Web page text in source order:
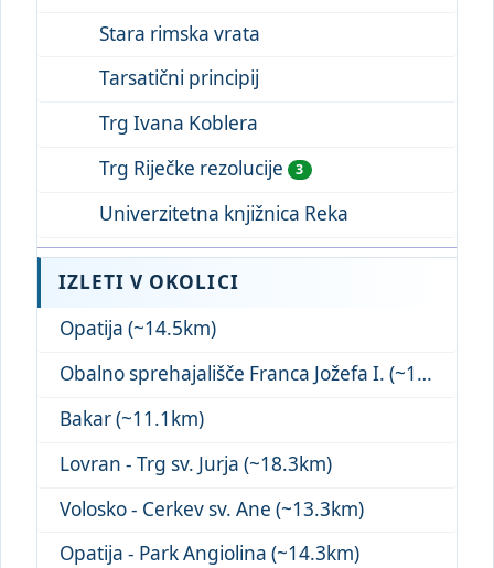
Stara rimska vrata
Tarsatični principij
Trg Ivana Koblera
Trg Riječke rezolucije
3
Univerzitetna knjižnica Reka
IZLETI V OKOLICI
Opatija (~14.5km)
Obalno sprehajališče Franca Jožefa I. (~15.3km)
Bakar (~11.1km)
Lovran - Trg sv. Jurja (~18.3km)
Volosko - Cerkev sv. Ane (~13.3km)
Opatija - Park Angiolina (~14.3km)